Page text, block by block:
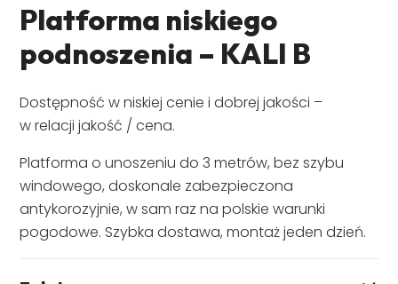
Platforma niskiego
podnoszenia – KALI B
Dostępność w niskiej cenie i dobrej jakości –
w relacji jakość / cena.
Platforma o unoszeniu do 3 metrów, bez szybu
windowego, doskonale zabezpieczona
antykorozyjnie, w sam raz na polskie warunki
pogodowe. Szybka dostawa, montaż jeden dzień.